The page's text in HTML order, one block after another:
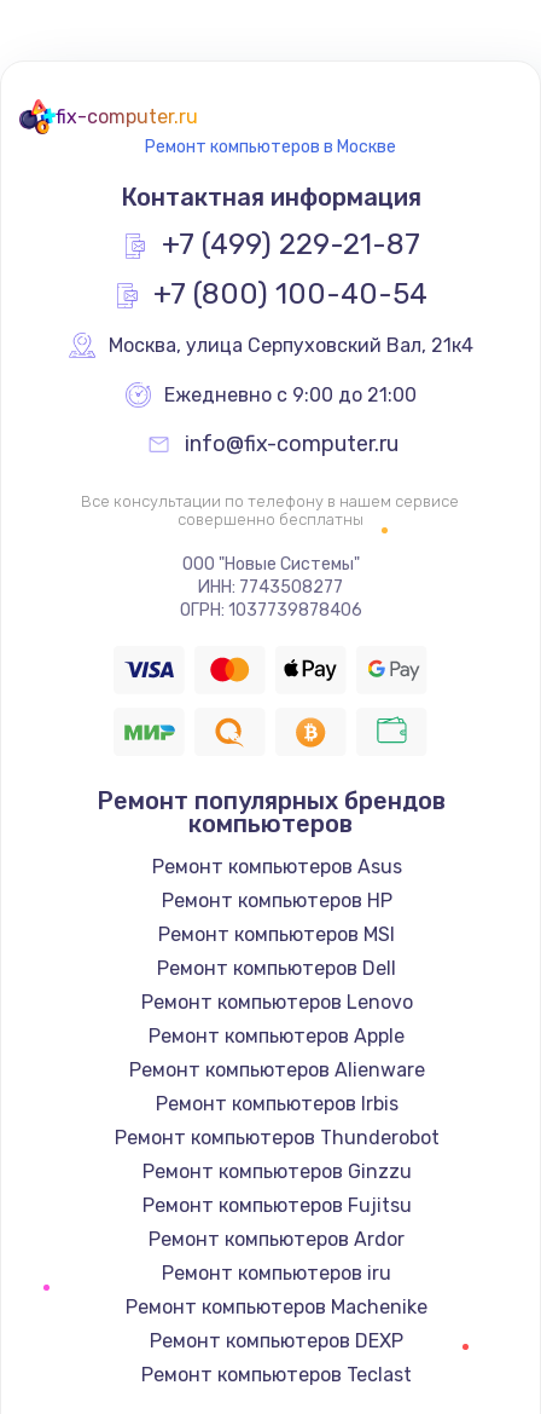
Замена северного моста
1950 руб.
Заказать
Ремонт цепей питания
Замена жесткого диска
660 руб.
Заказать
Установка драйверов
725 руб.
1400 руб.
Ремонт петель крышки
1190 руб.
Заказать
Настройка Wi-Fi
1100 руб.
Заказать
Замена HDMI
495 руб.
Заказать
fix-computer.ru
Ремонт компьютеров в Москве
Контактная информация
+7 (499) 229-21-87
+7 (800) 100-40-54
Москва, улица Серпуховский Вал, 21к4
Ежедневно с 9:00 до 21:00
info@fix-computer.ru
Все консультации по телефону в нашем сервисе
совершенно бесплатны
ООО "Новые Системы"
ИНН: 7743508277
ОГРН: 1037739878406
Ремонт популярных брендов
компьютеров
Ремонт компьютеров Asus
Ремонт компьютеров HP
Ремонт компьютеров MSI
Ремонт компьютеров Dell
Ремонт компьютеров Lenovo
Ремонт компьютеров Apple
Ремонт компьютеров Alienware
Ремонт компьютеров Irbis
Ремонт компьютеров Thunderobot
Ремонт компьютеров Ginzzu
Ремонт компьютеров Fujitsu
Ремонт компьютеров Ardor
Ремонт компьютеров iru
Ремонт компьютеров Machenike
Ремонт компьютеров DEXP
Ремонт компьютеров Teclast